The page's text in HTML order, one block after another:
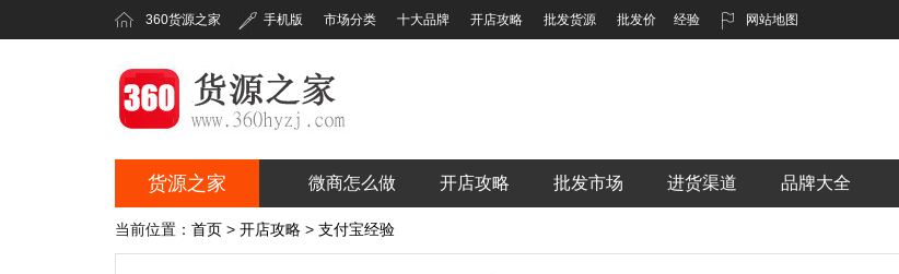
360货源之家 手机版 市场分类 十大品牌 开店攻略 批发货源 批发价 经验 网站地图
360货源之家
货源之家 微商怎么做 开店攻略 批发市场 进货渠道 品牌大全
当前位置： 首页> 开店攻略> 支付宝经验